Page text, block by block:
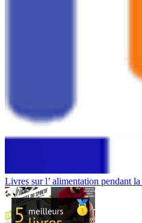
Livres sur l’ alimentation pendant la